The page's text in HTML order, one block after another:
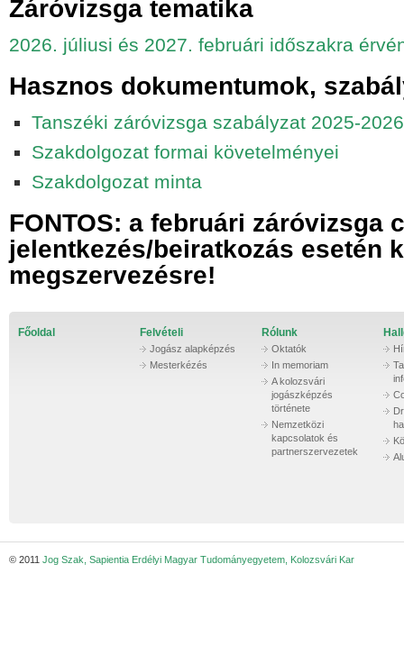
Záróvizsga tematika
2026. júliusi és 2027. februári időszakra
Hasznos dokumentumok,
Tanszéki záróvizsga szabályzat 2025-2026
Szakdolgozat formai követelményei
Szakdolgozat minta
FONTOS: a februári záróvizsga
jelentkezés/beiratkozás esetén
megszervezésre!
Főoldal Felvételi
Jogász alapképzés
Mesterkézés
Rólunk
Oktatók
In memoriam
A kolozsvári
jogászképzés
története
Nemzetközi
kapcsolatok és
partnerszervezetek
© 2011 Jog Szak, Sapientia Erdélyi Magyar Tudományegyetem, Kolozsvári Kar